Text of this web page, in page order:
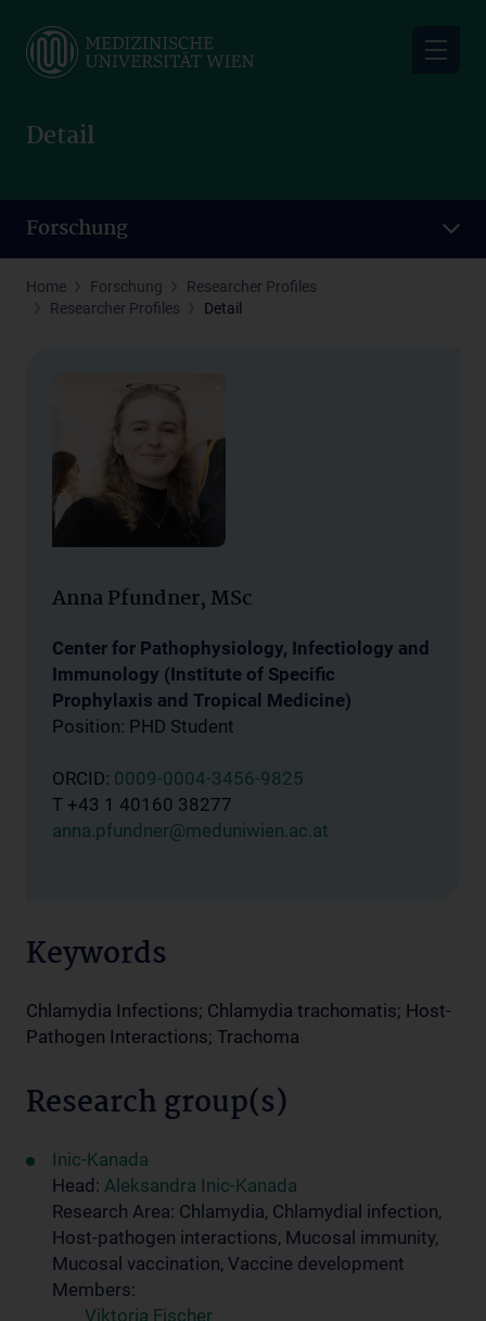
main
Detail
Forschung
Home Forschung
Researcher Profiles
Researcher Profiles
Detail
Anna Pfundner, MSc
Center for Pathophysiology, Infectiology and
Immunology (Institute of Specific
Prophylaxis and Tropical Medicine)
Position: PHD Student
ORCID: 0009-0004-3456-9825
T +43 1 40160 38277
anna.pfundner@meduniwien.ac.at
Keywords
Chlamydia Infections; Chlamydia trachomatis; Host-
Pathogen Interactions; Trachoma
Research group(s)
Inic-Kanada
Head: Aleksandra Inic-Kanada
Research Area: Chlamydia, Chlamydial infection,
Host-pathogen interactions, Mucosal immunity,
Mucosal vaccination, Vaccine development
Members:
Viktoria Fischer